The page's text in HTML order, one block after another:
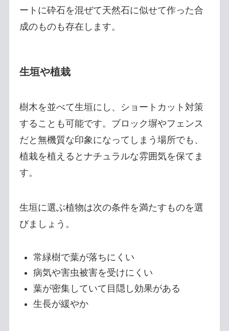
ートに砕石を混ぜて天然石に似せて作った合
成のものも存在します。
生垣や植栽
樹木を並べて生垣にし、ショートカット対策
することも可能です。ブロック塀やフェンス
だと無機質な印象になってしまう場所でも、
植栽を植えるとナチュラルな雰囲気を保てま
す。
生垣に選ぶ植物は次の条件を満たすものを選
びましょう。
常緑樹で葉が落ちにくい
病気や害虫被害を受けにくい
葉が密集していて目隠し効果がある
生長が緩やか